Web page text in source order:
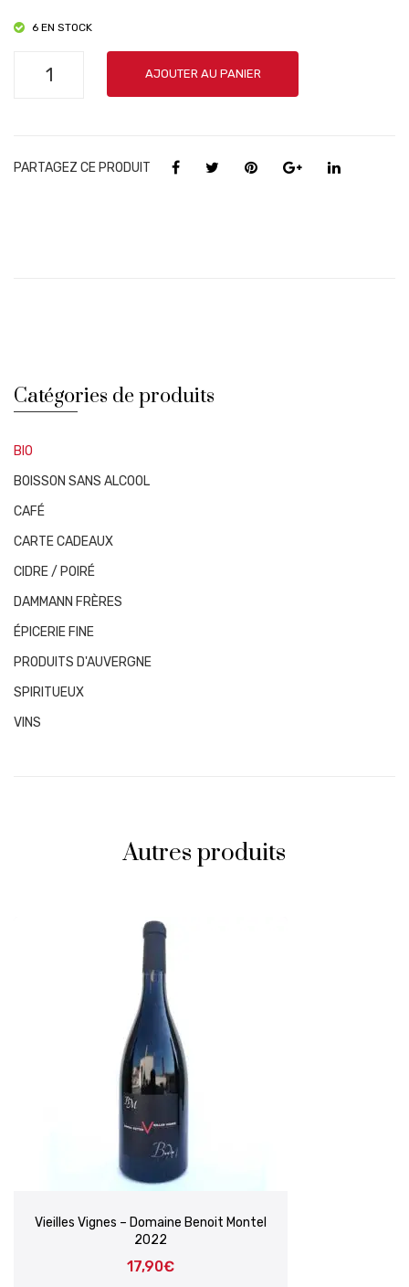
6 EN STOCK
-
AJOUTER AU PANIER
PARTAGEZ CE PRODUIT
Catégories de produits
BIO
BOISSON SANS ALCOOL
CAFÉ
CARTE CADEAUX
CIDRE / POIRÉ
DAMMANN FRÈRES
ÉPICERIE FINE
PRODUITS D'AUVERGNE
SPIRITUEUX
VINS
Autres produits
Vieilles Vignes – Domaine Benoit Montel
2022
17,90€